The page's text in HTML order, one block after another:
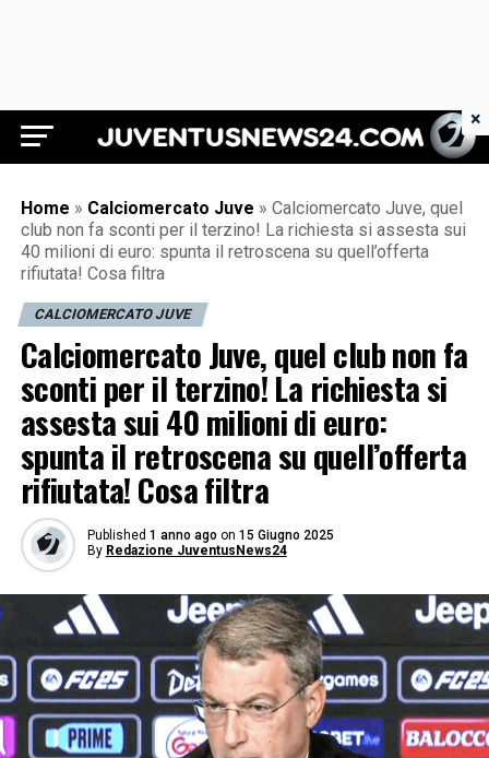
Juventus News 24
Home » Calciomercato Juve » Calciomercato Juve, quel
club non fa sconti per il terzino! La richiesta si assesta sui
40 milioni di euro: spunta il retroscena su quell’offerta
rifiutata! Cosa filtra
CALCIOMERCATO JUVE
Calciomercato Juve, quel club non fa
sconti per il terzino! La richiesta si
assesta sui 40 milioni di euro:
spunta il retroscena su quell’offerta
rifiutata! Cosa filtra
Published 1 anno ago on 15 Giugno 2025
By Redazione JuventusNews24
×